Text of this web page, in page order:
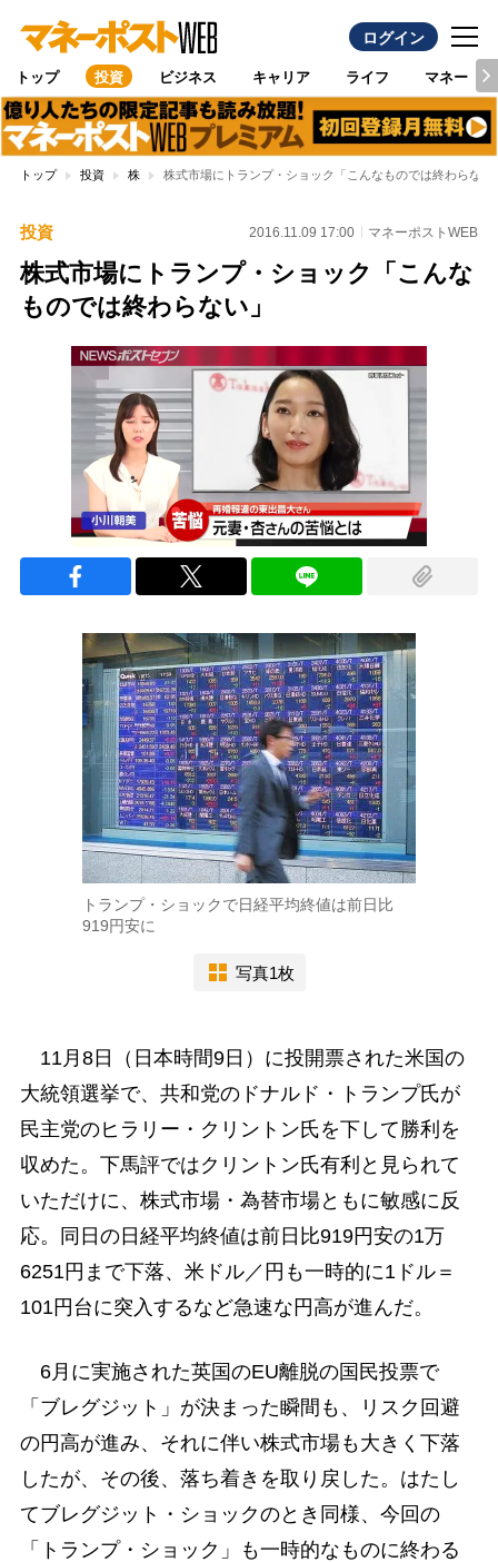
ログイン
トップ 投資 ビジネス キャリア ライフ マネー
トップ 投資 株 株式市場にトランプ・ショック「こんなものでは終わらない
投資 2016.11.09 17:00 マネーポストWEB
株式市場にトランプ・ショック「こんな
ものでは終わらない」
トランプ・ショックで日経平均終値は前日比
919円安に
写真1枚
11月8日（日本時間9日）に投開票された米国の
大統領選挙で、共和党のドナルド・トランプ氏が
民主党のヒラリー・クリントン氏を下して勝利を
収めた。下馬評ではクリントン氏有利と見られて
いただけに、株式市場・為替市場ともに敏感に反
応。同日の日経平均終値は前日比919円安の1万
6251円まで下落、米ドル／円も一時的に1ドル＝
101円台に突入するなど急速な円高が進んだ。
6月に実施された英国のEU離脱の国民投票で
「ブレグジット」が決まった瞬間も、リスク回避
の円高が進み、それに伴い株式市場も大きく下落
したが、その後、落ち着きを取り戻した。はたし
てブレグジット・ショックのとき同様、今回の
「トランプ・ショック」も一時的なものに終わる